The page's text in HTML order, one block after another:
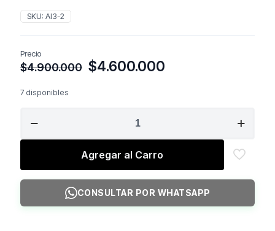
SKU: AI3-2
Precio
$4.900.000 El
$4.900.000.
$4.600.000
$4.600.000.
7 disponibles
FIT
cantidad
Agregar al Carro
CONSULTAR POR WHATSAPP